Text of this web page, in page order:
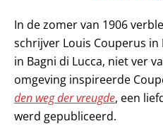
In de zomer van 1906
schrijver Louis Couperus
in Bagni di Lucca, niet ver
omgeving inspireerde
den weg der vreugde, een
werd gepubliceerd.